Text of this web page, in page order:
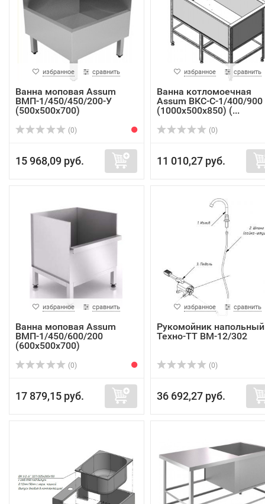
избранное сравнить
Ванна моповая Assum
ВМП-1/450/450/200-У
(500х500х700)
(0)
15 968,09 руб.
избранное сравнить
Ванна котломоечная
Assum ВКС-С-1/400/900
(1000х500х850) (...
(0)
11 010,27 руб.
избранное сравнить
Ванна моповая Assum
ВМП-1/450/600/200
(600х500х700)
(0)
17 879,15 руб.
избранное сравнить
Рукомойник напольный
Техно-ТТ ВМ-12/302
(0)
36 692,27 руб.